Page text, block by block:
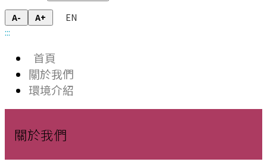
A- A+
EN
:::
首頁
關於我們
環境介紹
關於我們